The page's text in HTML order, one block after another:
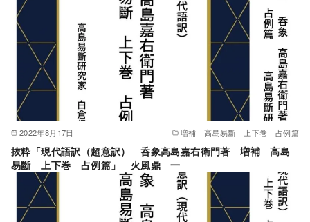
2022年8月17日 増補 高島易斷 上下巻 占例篇
抜粋「現代語訳（超意訳） 呑象高島嘉右衛門著 増補 高島
易斷 上下巻 占例篇」 火風鼎 一